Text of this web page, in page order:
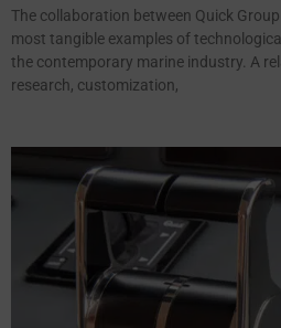
The collaboration between Quick
most tangible examples of
the contemporary marine industry. A
research, customization,